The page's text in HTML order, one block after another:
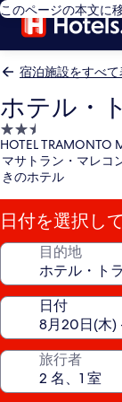
このページの本文に
宿泊施設をすべ
ホテル・
2.5
つ
星
宿
泊
施
設
HOTEL TRAMONTO
マサトラン・マレコ
きのホテル
日付を選択し
目的地
日付
旅行者